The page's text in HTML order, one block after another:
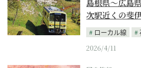
島根県～広島
次駅近くの斐
ローカル線
2026/4/11